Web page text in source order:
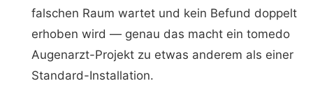
falschen Raum wartet und kein Befund doppelt
erhoben wird — genau das macht ein tomedo
Augenarzt-Projekt zu etwas anderem als einer
Standard-Installation.